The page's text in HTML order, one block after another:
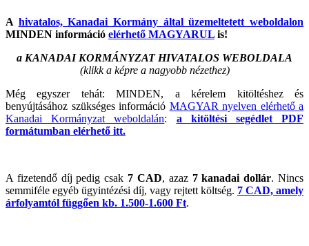
A hivatalos, Kanadai Kormány által üzemeltetett weboldalon
MINDEN információ elérhető MAGYARUL is!
a KANADAI KORMÁNYZAT HIVATALOS WEBOLDALA
(klikk a képre a nagyobb nézethez)
Még egyszer tehát: MINDEN, a kérelem kitöltéshez és
benyújtásához szükséges információ MAGYAR nyelven elérhető a
Kanadai Kormányzat weboldalán: a kitöltési segédlet PDF
formátumban elérhető itt.
A fizetendő díj pedig csak 7 CAD, azaz 7 kanadai dollár. Nincs
semmiféle egyéb ügyintézési díj, vagy rejtett költség. 7 CAD, amely
árfolyamtól függően kb. 1.500-1.600 Ft.